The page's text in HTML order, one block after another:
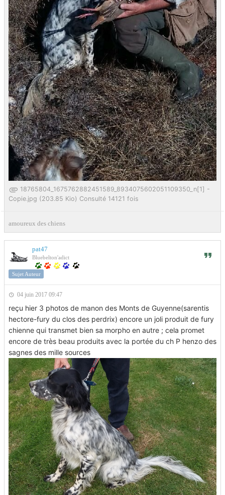
18765804_1675762882451589_8934075602051109350_n[1] -
Copie.jpg (203.85 Kio) Consulté 14121 fois
amoureux des chiens
pat47
Bluebelton'adict
Sujet Auteur
04 juin 2017 09:47
reçu hier 3 photos de manon des Monts de Guyenne(sarentis
hectore-fury du clos des perdrix) encore un joli produit de fury
chienne qui transmet bien sa morpho en autre ; cela promet
encore de très beau produits avec la portée du ch P henzo des
sagnes des mille sources